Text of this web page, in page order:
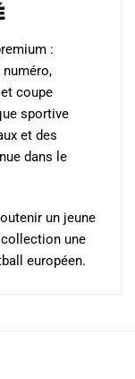
:
coupe
sportive
et des
dans le
un jeune
une
européen.